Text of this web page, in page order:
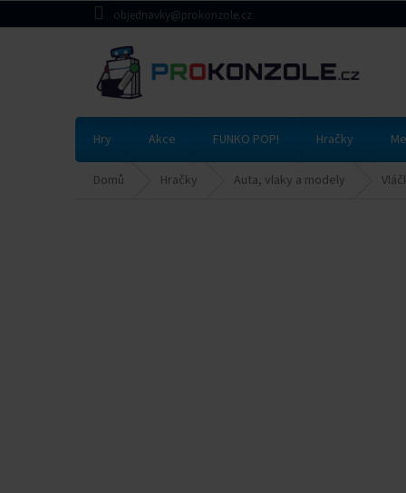
na
objednavky@prokonzole.cz
Hry Akce FUNKO POP! Hračky
Domů Hračky Auta, vlaky a modely